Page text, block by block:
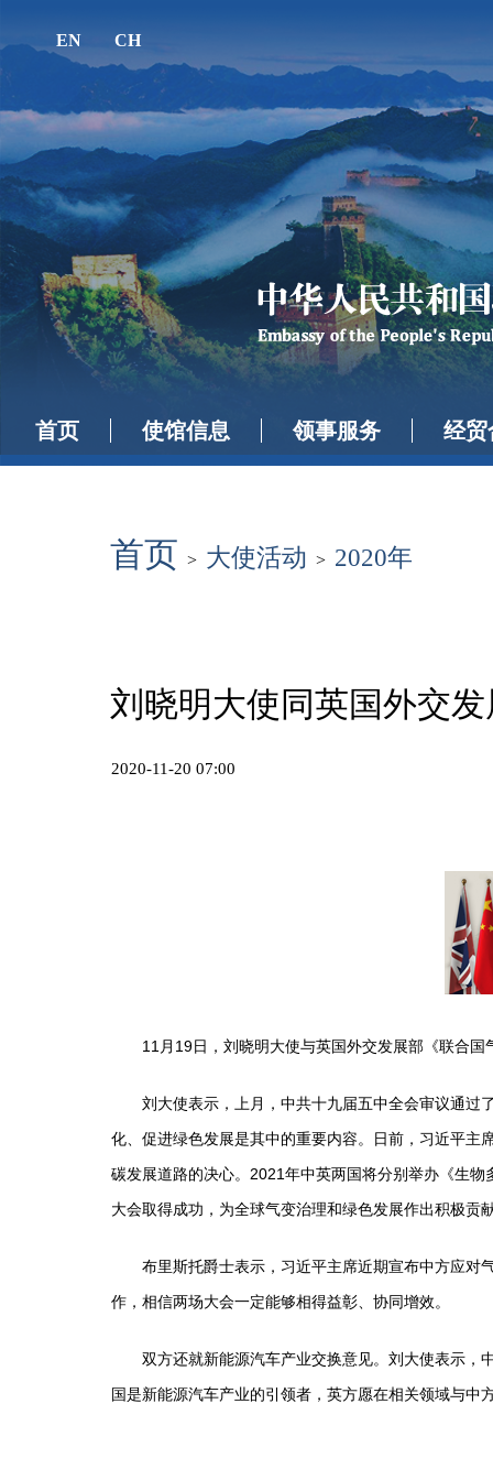
EN CH
首页 使馆信息 领事服务 经贸
首页 > 大使活动 > 2020年
刘晓明大使同英国外交
2020-11-20 07:00
11月19日，刘晓明大使与英国外交发展部《联合国
刘大使表示，上月，中共十九届五中全会审议通过
化、促进绿色发展是其中的重要内容。日前，习近平主
碳发展道路的决心。2021年中英两国将分别举办《生
大会取得成功，为全球气变治理和绿色发展作出积极贡
布里斯托爵士表示，习近平主席近期宣布中方应对
作，相信两场大会一定能够相得益彰、协同增效。
双方还就新能源汽车产业交换意见。刘大使表示，
国是新能源汽车产业的引领者，英方愿在相关领域与中